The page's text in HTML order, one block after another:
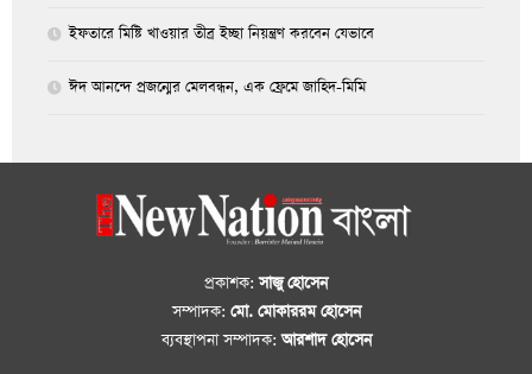
ইফতারে মিষ্টি খাওয়ার তীব্র ইচ্ছা নিয়ন্ত্রণ করবেন যেভাবে
ঈদ আনন্দে প্রজন্মের মেলবন্ধন, এক ফ্রেমে জাহিদ-মিমি
প্রকাশক:সাজু হোসেন
সম্পাদক: মো. মোকাররম হোসেন
ব্যবস্থাপনা সম্পাদক:আরশাদ হোসেন